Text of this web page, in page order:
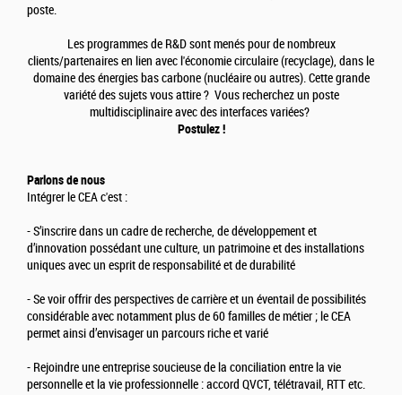
poste.
Les programmes de R&D sont menés pour de nombreux
clients/partenaires en lien avec l'économie circulaire (recyclage), dans le
domaine des énergies bas carbone (nucléaire ou autres). Cette grande
variété des sujets vous attire ? Vous recherchez un poste
multidisciplinaire avec des interfaces variées?
Postulez !
Parlons de nous
Intégrer le CEA c'est :
- S’inscrire dans un cadre de recherche, de développement et
d’innovation possédant une culture, un patrimoine et des installations
uniques avec un esprit de responsabilité et de durabilité
- Se voir offrir des perspectives de carrière et un éventail de possibilités
considérable avec notamment plus de 60 familles de métier ; le CEA
permet ainsi d’envisager un parcours riche et varié
- Rejoindre une entreprise soucieuse de la conciliation entre la vie
personnelle et la vie professionnelle : accord QVCT, télétravail, RTT etc.